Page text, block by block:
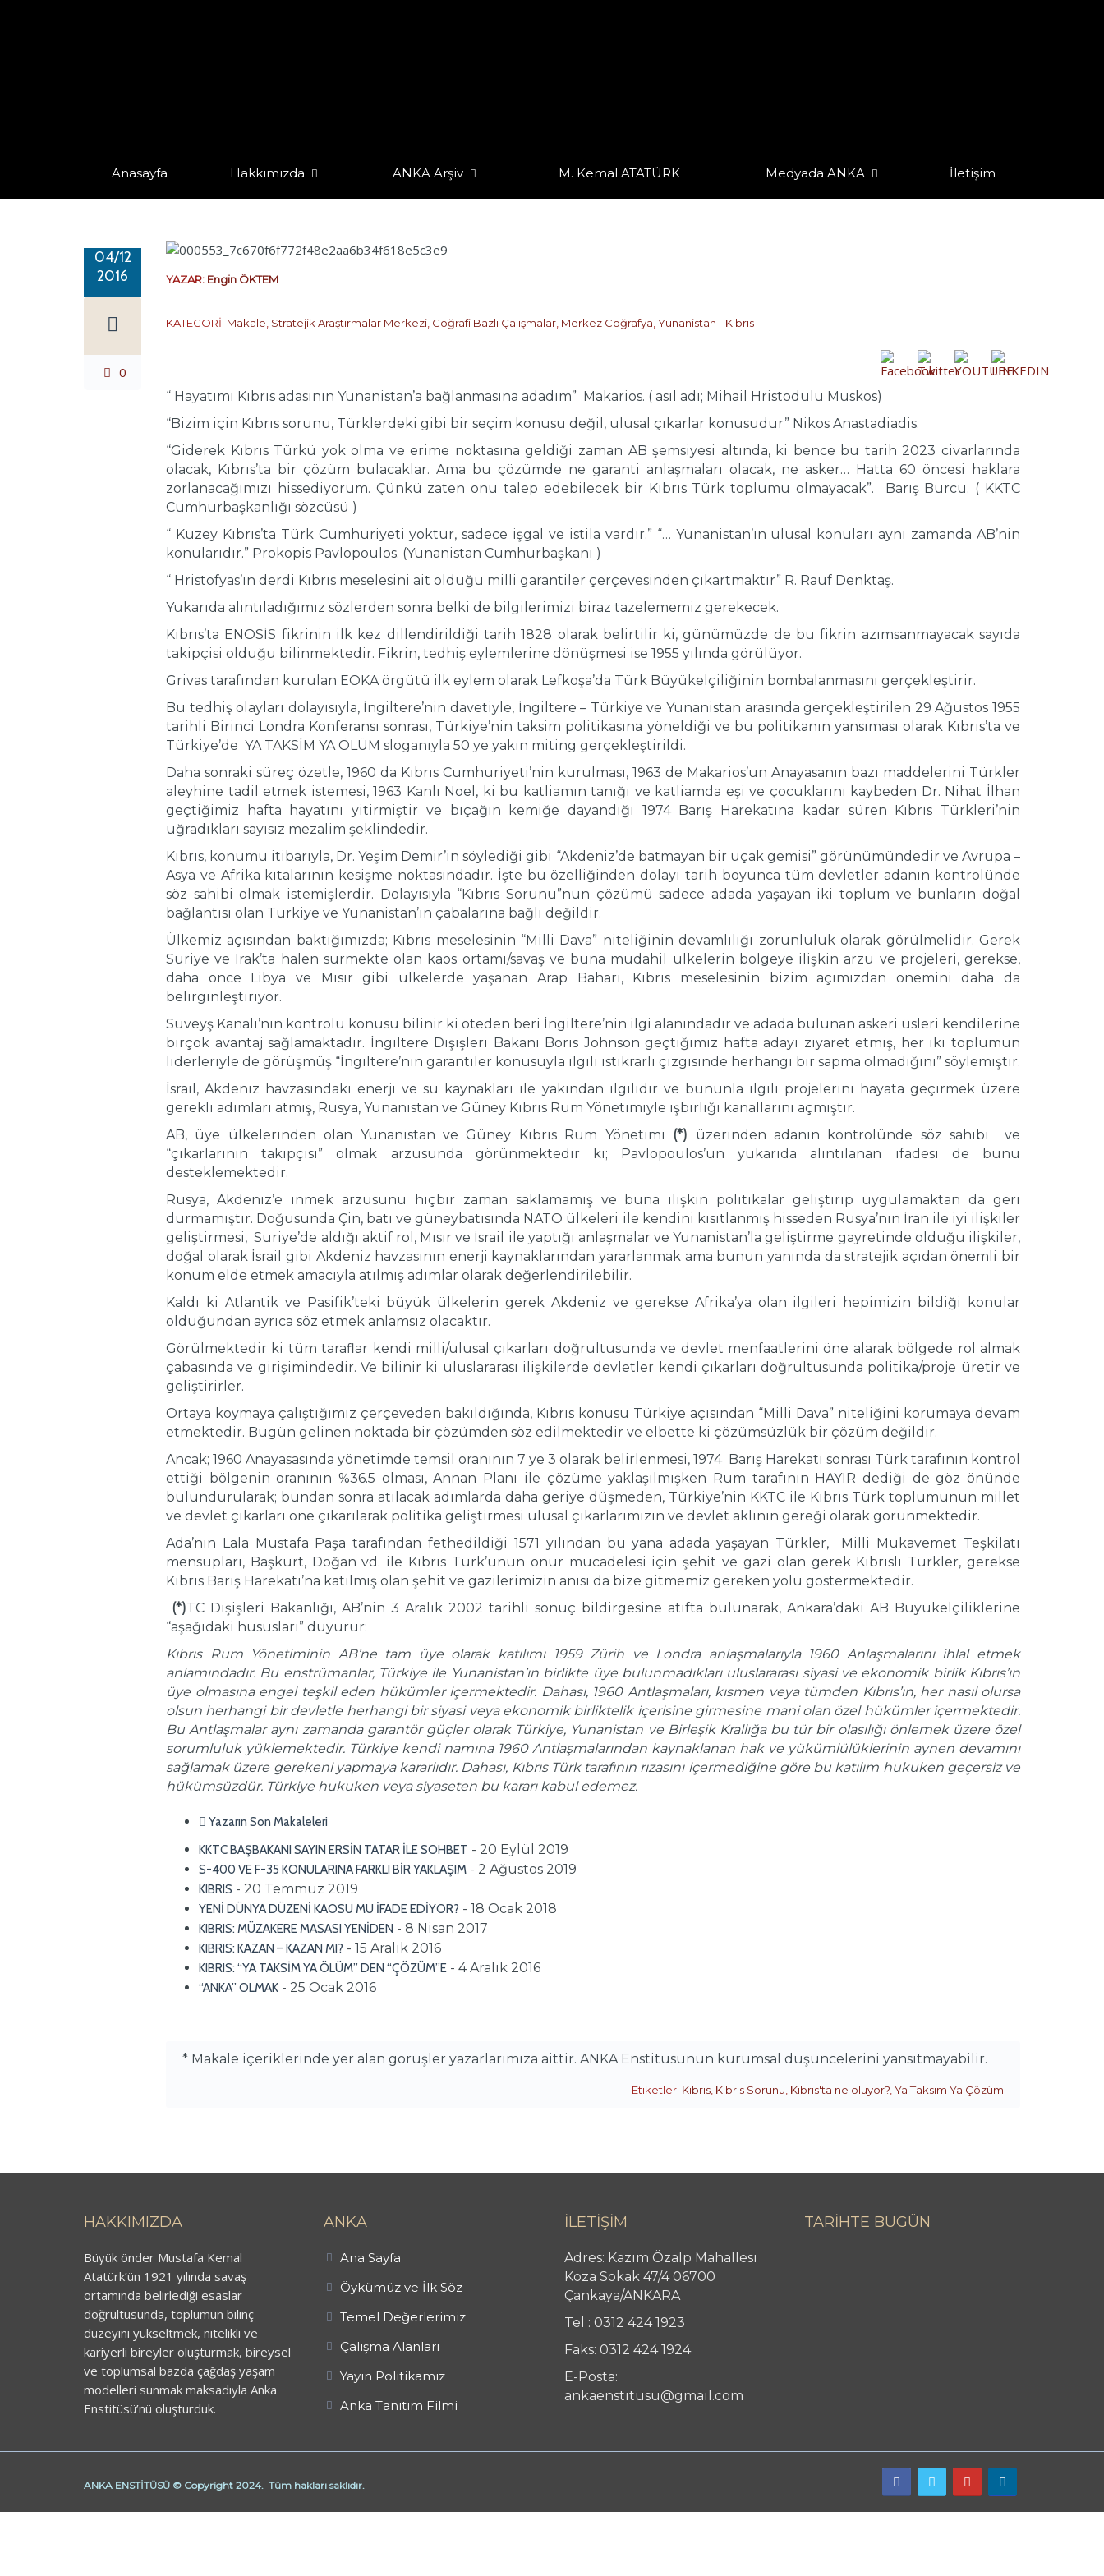
Anasayfa Hakkımızda ANKA Arşiv M. Kemal ATATÜRK Medyada ANKA İletişim
04/12
2016
0
YAZAR: Engin ÖKTEM
KATEGORİ: Makale, Stratejik Araştırmalar Merkezi, Coğrafi Bazlı Çalışmalar, Merkez Coğrafya,Yunanistan - Kıbrıs
“ Hayatımı Kıbrıs adasının Yunanistan’a bağlanmasına adadım” Makarios. ( asıl adı; Mihail Hristodulu Muskos)
“Bizim için Kıbrıs sorunu, Türklerdeki gibi bir seçim konusu değil, ulusal çıkarlar konusudur” Nikos Anastadiadis.
“Giderek Kıbrıs Türkü yok olma ve erime noktasına geldiği zaman AB şemsiyesi altında, ki bence bu tarih 2023 civarlarında
olacak, Kıbrıs’ta bir çözüm bulacaklar. Ama bu çözümde ne garanti anlaşmaları olacak, ne asker… Hatta 60 öncesi haklara
zorlanacağımızı hissediyorum. Çünkü zaten onu talep edebilecek bir Kıbrıs Türk toplumu olmayacak”. Barış Burcu. ( KKTC
Cumhurbaşkanlığı sözcüsü )
“ Kuzey Kıbrıs’ta Türk Cumhuriyeti yoktur, sadece işgal ve istila vardır.” “… Yunanistan’ın ulusal konuları aynı zamanda AB’nin
konularıdır.” Prokopis Pavlopoulos. (Yunanistan Cumhurbaşkanı )
“ Hristofyas’ın derdi Kıbrıs meselesini ait olduğu milli garantiler çerçevesinden çıkartmaktır” R. Rauf Denktaş.
Yukarıda alıntıladığımız sözlerden sonra belki de bilgilerimizi biraz tazelememiz gerekecek.
Kıbrıs’ta ENOSİS fikrinin ilk kez dillendirildiği tarih 1828 olarak belirtilir ki, günümüzde de bu fikrin azımsanmayacak sayıda
takipçisi olduğu bilinmektedir. Fikrin, tedhiş eylemlerine dönüşmesi ise 1955 yılında görülüyor.
Grivas tarafından kurulan EOKA örgütü ilk eylem olarak Lefkoşa’da Türk Büyükelçiliğinin bombalanmasını gerçekleştirir.
Bu tedhiş olayları dolayısıyla, İngiltere’nin davetiyle, İngiltere – Türkiye ve Yunanistan arasında gerçekleştirilen 29 Ağustos 1955
tarihli Birinci Londra Konferansı sonrası, Türkiye’nin taksim politikasına yöneldiği ve bu politikanın yansıması olarak Kıbrıs’ta ve
Türkiye’de YA TAKSİM YA ÖLÜM sloganıyla 50 ye yakın miting gerçekleştirildi.
Daha sonraki süreç özetle, 1960 da Kıbrıs Cumhuriyeti’nin kurulması, 1963 de Makarios’un Anayasanın bazı maddelerini Türkler
aleyhine tadil etmek istemesi, 1963 Kanlı Noel, ki bu katliamın tanığı ve katliamda eşi ve çocuklarını kaybeden Dr. Nihat İlhan
geçtiğimiz hafta hayatını yitirmiştir ve bıçağın kemiğe dayandığı 1974 Barış Harekatına kadar süren Kıbrıs Türkleri’nin
uğradıkları sayısız mezalim şeklindedir.
Kıbrıs, konumu itibarıyla, Dr. Yeşim Demir’in söylediği gibi “Akdeniz’de batmayan bir uçak gemisi” görünümündedir ve Avrupa –
Asya ve Afrika kıtalarının kesişme noktasındadır. İşte bu özelliğinden dolayı tarih boyunca tüm devletler adanın kontrolünde
söz sahibi olmak istemişlerdir. Dolayısıyla “Kıbrıs Sorunu”nun çözümü sadece adada yaşayan iki toplum ve bunların doğal
bağlantısı olan Türkiye ve Yunanistan’ın çabalarına bağlı değildir.
Ülkemiz açısından baktığımızda; Kıbrıs meselesinin “Milli Dava” niteliğinin devamlılığı zorunluluk olarak görülmelidir. Gerek
Suriye ve Irak’ta halen sürmekte olan kaos ortamı/savaş ve buna müdahil ülkelerin bölgeye ilişkin arzu ve projeleri, gerekse,
daha önce Libya ve Mısır gibi ülkelerde yaşanan Arap Baharı, Kıbrıs meselesinin bizim açımızdan önemini daha da
belirginleştiriyor.
Süveyş Kanalı’nın kontrolü konusu bilinir ki öteden beri İngiltere’nin ilgi alanındadır ve adada bulunan askeri üsleri kendilerine
birçok avantaj sağlamaktadır. İngiltere Dışişleri Bakanı Boris Johnson geçtiğimiz hafta adayı ziyaret etmiş, her iki toplumun
liderleriyle de görüşmüş “İngiltere’nin garantiler konusuyla ilgili istikrarlı çizgisinde herhangi bir sapma olmadığını” söylemiştir.
İsrail, Akdeniz havzasındaki enerji ve su kaynakları ile yakından ilgilidir ve bununla ilgili projelerini hayata geçirmek üzere
gerekli adımları atmış, Rusya, Yunanistan ve Güney Kıbrıs Rum Yönetimiyle işbirliği kanallarını açmıştır.
AB, üye ülkelerinden olan Yunanistan ve Güney Kıbrıs Rum Yönetimi (*) üzerinden adanın kontrolünde söz sahibi ve
“çıkarlarının takipçisi” olmak arzusunda görünmektedir ki; Pavlopoulos’un yukarıda alıntılanan ifadesi de bunu
desteklemektedir.
Rusya, Akdeniz’e inmek arzusunu hiçbir zaman saklamamış ve buna ilişkin politikalar geliştirip uygulamaktan da geri
durmamıştır. Doğusunda Çin, batı ve güneybatısında NATO ülkeleri ile kendini kısıtlanmış hisseden Rusya’nın İran ile iyi ilişkiler
geliştirmesi, Suriye’de aldığı aktif rol, Mısır ve İsrail ile yaptığı anlaşmalar ve Yunanistan’la geliştirme gayretinde olduğu ilişkiler,
doğal olarak İsrail gibi Akdeniz havzasının enerji kaynaklarından yararlanmak ama bunun yanında da stratejik açıdan önemli bir
konum elde etmek amacıyla atılmış adımlar olarak değerlendirilebilir.
Kaldı ki Atlantik ve Pasifik’teki büyük ülkelerin gerek Akdeniz ve gerekse Afrika’ya olan ilgileri hepimizin bildiği konular
olduğundan ayrıca söz etmek anlamsız olacaktır.
Görülmektedir ki tüm taraflar kendi milli/ulusal çıkarları doğrultusunda ve devlet menfaatlerini öne alarak bölgede rol almak
çabasında ve girişimindedir. Ve bilinir ki uluslararası ilişkilerde devletler kendi çıkarları doğrultusunda politika/proje üretir ve
geliştirirler.
Ortaya koymaya çalıştığımız çerçeveden bakıldığında, Kıbrıs konusu Türkiye açısından “Milli Dava” niteliğini korumaya devam
etmektedir. Bugün gelinen noktada bir çözümden söz edilmektedir ve elbette ki çözümsüzlük bir çözüm değildir.
Ancak; 1960 Anayasasında yönetimde temsil oranının 7 ye 3 olarak belirlenmesi, 1974 Barış Harekatı sonrası Türk tarafının kontrol
ettiği bölgenin oranının %36.5 olması, Annan Planı ile çözüme yaklaşılmışken Rum tarafının HAYIR dediği de göz önünde
bulundurularak; bundan sonra atılacak adımlarda daha geriye düşmeden, Türkiye’nin KKTC ile Kıbrıs Türk toplumunun millet
ve devlet çıkarları öne çıkarılarak politika geliştirmesi ulusal çıkarlarımızın ve devlet aklının gereği olarak görünmektedir.
Ada’nın Lala Mustafa Paşa tarafından fethedildiği 1571 yılından bu yana adada yaşayan Türkler, Milli Mukavemet Teşkilatı
mensupları, Başkurt, Doğan vd. ile Kıbrıs Türk’ünün onur mücadelesi için şehit ve gazi olan gerek Kıbrıslı Türkler, gerekse
Kıbrıs Barış Harekatı’na katılmış olan şehit ve gazilerimizin anısı da bize gitmemiz gereken yolu göstermektedir.
(*)TC Dışişleri Bakanlığı, AB’nin 3 Aralık 2002 tarihli sonuç bildirgesine atıfta bulunarak, Ankara’daki AB Büyükelçiliklerine
“aşağıdaki hususları” duyurur:
Kıbrıs Rum Yönetiminin AB’ne tam üye olarak katılımı 1959 Zürih ve Londra anlaşmalarıyla 1960 Anlaşmalarını ihlal etmek
anlamındadır. Bu enstrümanlar, Türkiye ile Yunanistan’ın birlikte üye bulunmadıkları uluslararası siyasi ve ekonomik birlik Kıbrıs’ın
üye olmasına engel teşkil eden hükümler içermektedir. Dahası, 1960 Antlaşmaları, kısmen veya tümden Kıbrıs’ın, her nasıl olursa
olsun herhangi bir devletle herhangi bir siyasi veya ekonomik birliktelik içerisine girmesine mani olan özel hükümler içermektedir.
Bu Antlaşmalar aynı zamanda garantör güçler olarak Türkiye, Yunanistan ve Birleşik Krallığa bu tür bir olasılığı önlemek üzere özel
sorumluluk yüklemektedir. Türkiye kendi namına 1960 Antlaşmalarından kaynaklanan hak ve yükümlülüklerinin aynen devamını
sağlamak üzere gerekeni yapmaya kararlıdır. Dahası, Kıbrıs Türk tarafının rızasını içermediğine göre bu katılım hukuken geçersiz ve
hükümsüzdür. Türkiye hukuken veya siyaseten bu kararı kabul edemez.
Yazarın Son Makaleleri
KKTC BAŞBAKANI SAYIN ERSİN TATAR İLE SOHBET - 20 Eylül 2019
S-400 VE F-35 KONULARINA FARKLI BİR YAKLAŞIM - 2 Ağustos 2019
KIBRIS - 20 Temmuz 2019
YENİ DÜNYA DÜZENİ KAOSU MU İFADE EDİYOR? - 18 Ocak 2018
KIBRIS: MÜZAKERE MASASI YENİDEN - 8 Nisan 2017
KIBRIS: KAZAN – KAZAN MI? - 15 Aralık 2016
KIBRIS: “YA TAKSİM YA ÖLÜM” DEN “ÇÖZÜM”E - 4 Aralık 2016
“ANKA” OLMAK - 25 Ocak 2016
* Makale içeriklerinde yer alan görüşler yazarlarımıza aittir. ANKA Enstitüsünün kurumsal düşüncelerini yansıtmayabilir.
Etiketler: Kıbrıs, Kıbrıs Sorunu, Kıbrıs'ta ne oluyor?,Ya Taksim Ya Çözüm
HAKKIMIZDA
Büyük önder Mustafa Kemal
Atatürk’ün 1921 yılında savaş
ortamında belirlediği esaslar
doğrultusunda, toplumun bilinç
düzeyini yükseltmek, nitelikli ve
kariyerli bireyler oluşturmak, bireysel
ve toplumsal bazda çağdaş yaşam
modelleri sunmak maksadıyla Anka
Enstitüsü’nü oluşturduk.
ANKA
Ana Sayfa
Öykümüz ve İlk Söz
Temel Değerlerimiz
Çalışma Alanları
Yayın Politikamız
Anka Tanıtım Filmi
İLETİŞİM
Adres: Kazım Özalp Mahallesi
Koza Sokak 47/4 06700
Çankaya/ANKARA
Tel : 0312 424 1923
Faks: 0312 424 1924
E-Posta:
ankaenstitusu@gmail.com
TARİHTE BUGÜN
ANKA ENSTİTÜSÜ © Copyright 2024. Tüm hakları saklıdır.